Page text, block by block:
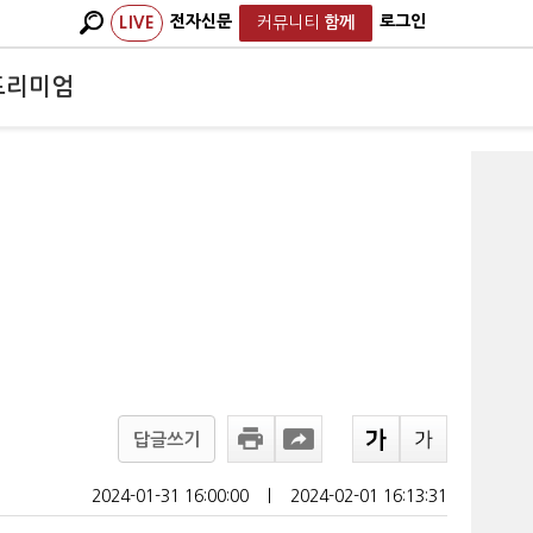
LIVE 전자신문 커뮤니티 함께 로그인
리미엄
답글쓰기
2024-01-31 16:00:00 2024-02-01 16:13:31